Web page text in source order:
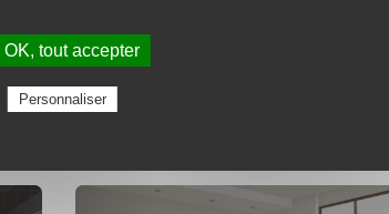
tout accepter
Personnaliser